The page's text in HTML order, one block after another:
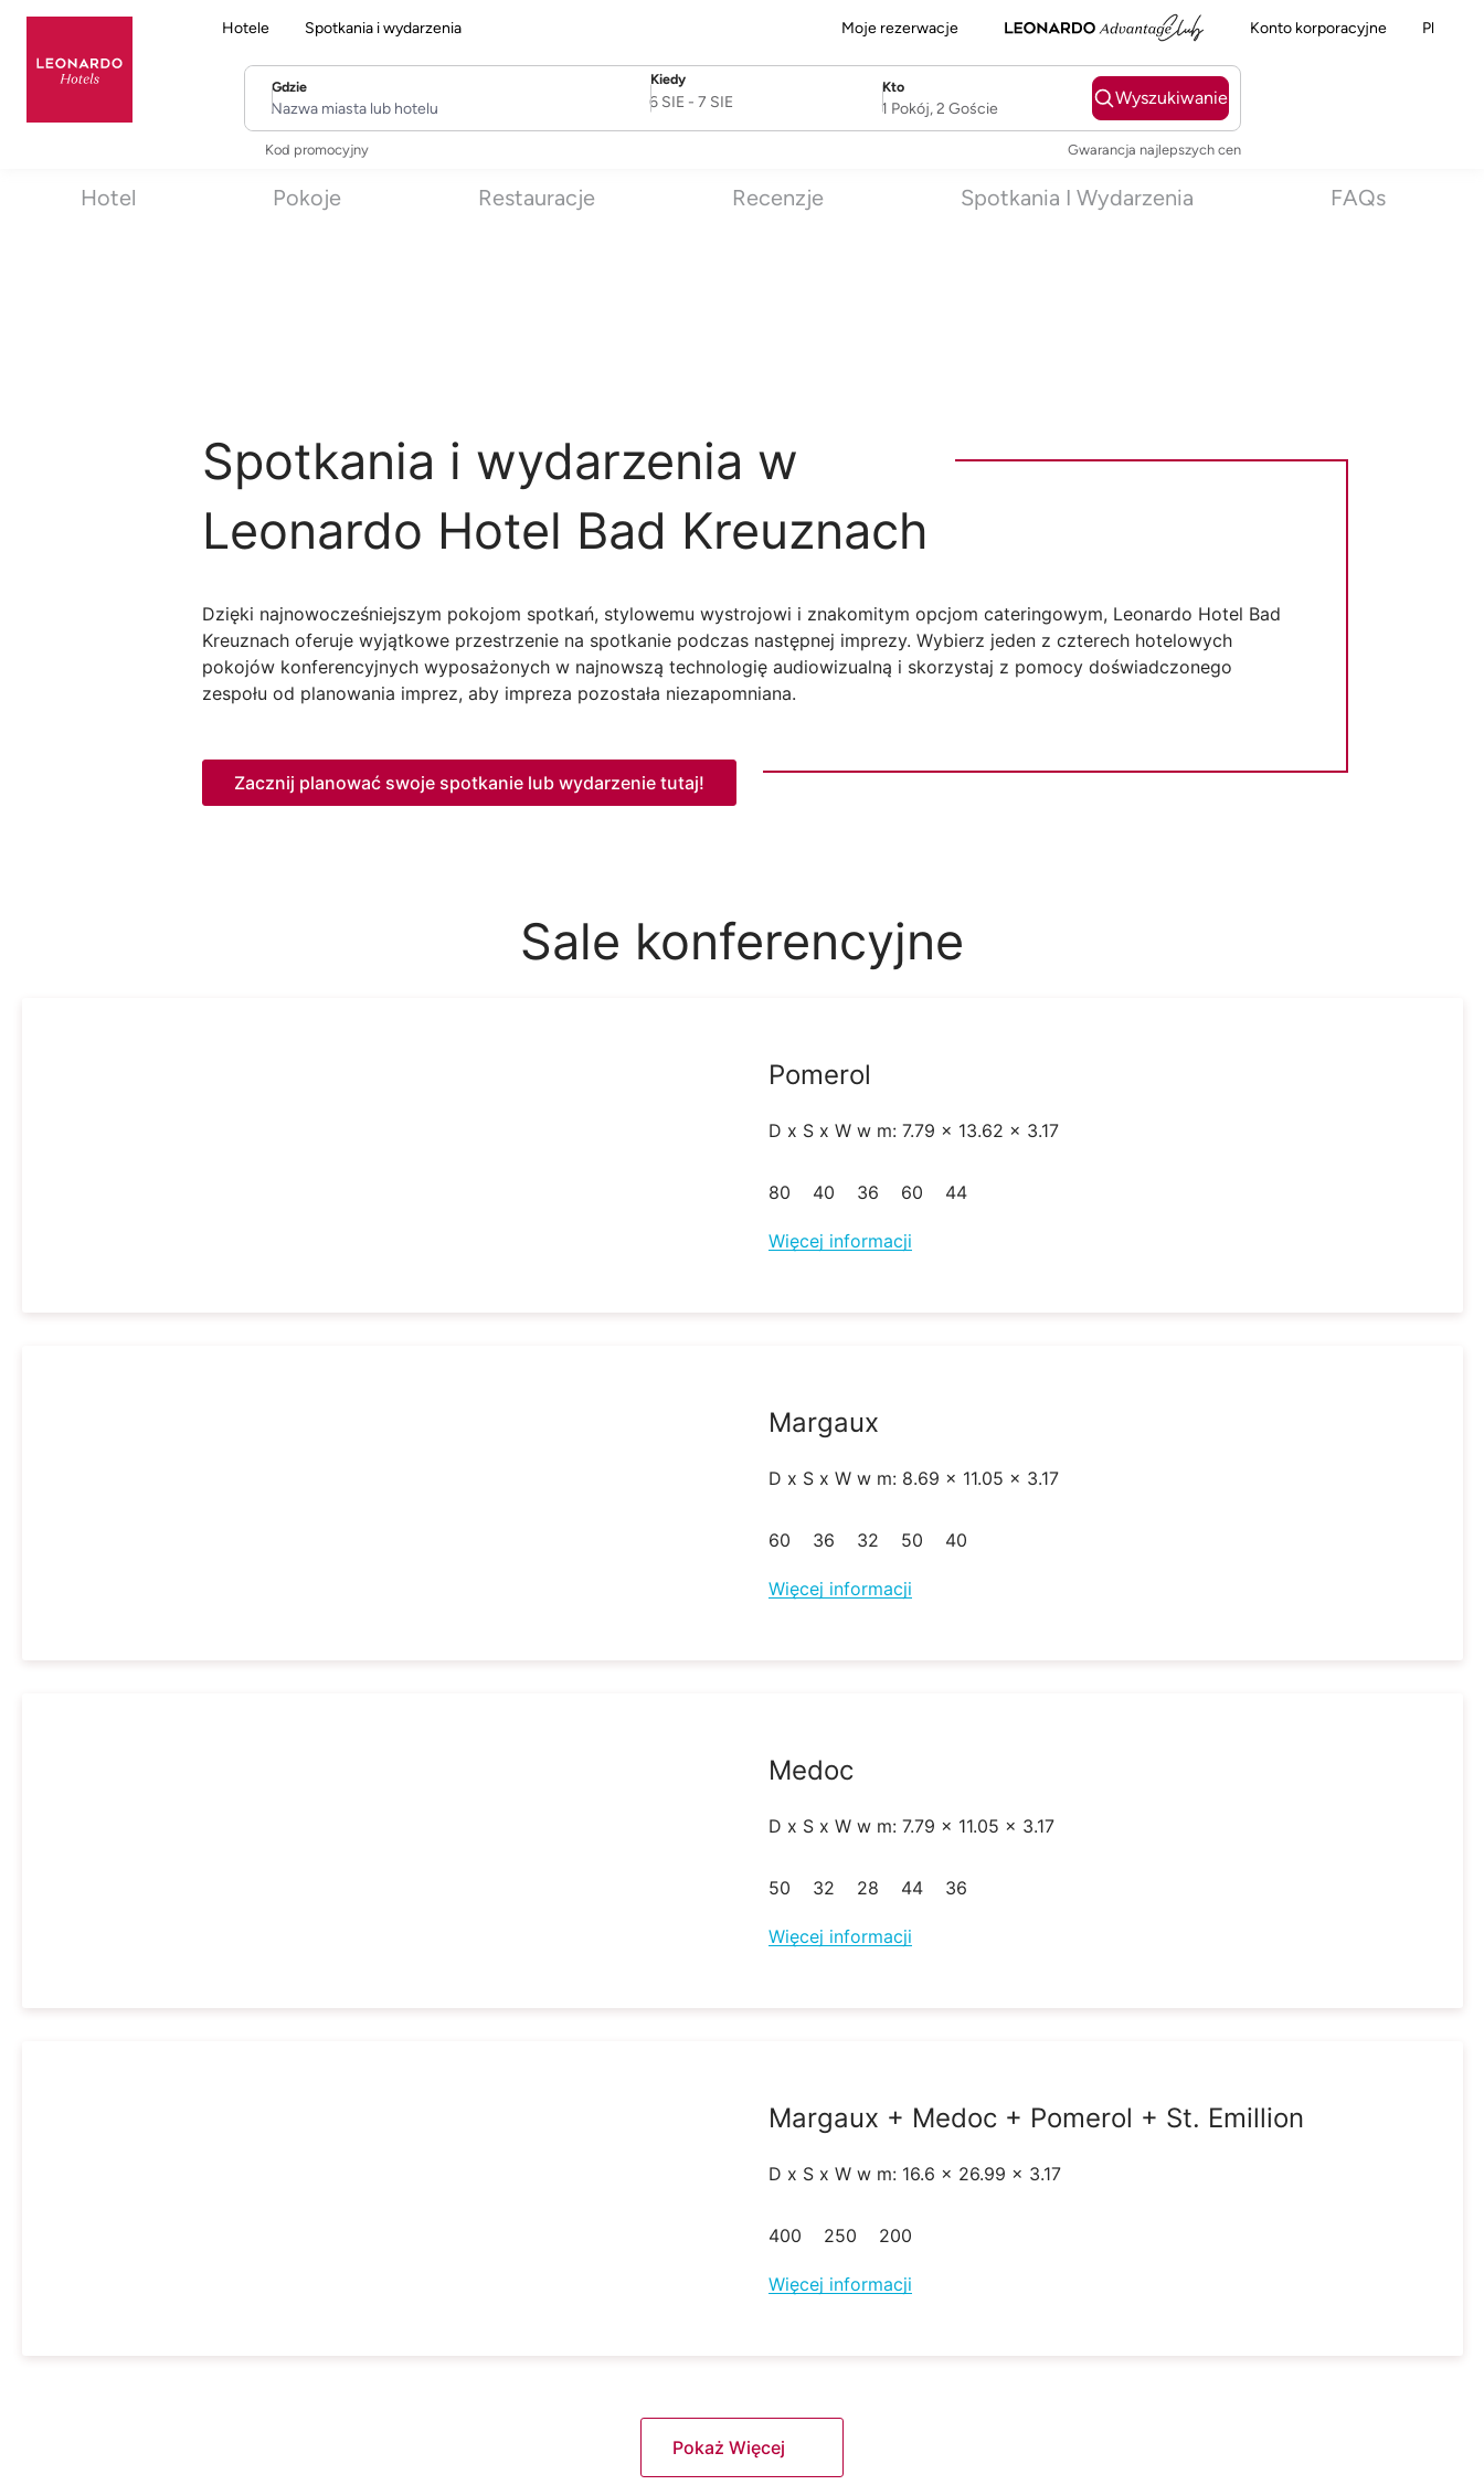
Hotele Spotkania i wydarzenia Moje rezerwacje Konto korporacyjne Pl
Gdzie
Nazwa miasta lub hotelu
Kiedy
SelectDate
6 SIE - 7 SIE
Kto
Username
1 Pokój, 2 Goście
Wyszukiwanie
Kod promocyjny Gwarancja najlepszych cen
Hotel Pokoje Restauracje Recenzje Spotkania I Wydarzenia FAQs
Spotkania i wydarzenia w
Leonardo Hotel Bad Kreuznach
Dzięki najnowocześniejszym pokojom spotkań, stylowemu wystrojowi i znakomitym opcjom cateringowym, Leonardo Hotel Bad
Kreuznach oferuje wyjątkowe przestrzenie na spotkanie podczas następnej imprezy. Wybierz jeden z czterech hotelowych
pokojów konferencyjnych wyposażonych w najnowszą technologię audiowizualną i skorzystaj z pomocy doświadczonego
zespołu od planowania imprez, aby impreza pozostała niezapomniana.
Zacznij planować swoje spotkanie lub wydarzenie tutaj!
Sale konferencyjne
Pomerol
D x S x W w m: 7.79 x 13.62 x 3.17
80 40 36 60 44
Więcej informacji
Margaux
D x S x W w m: 8.69 x 11.05 x 3.17
60 36 32 50 40
Więcej informacji
Medoc
D x S x W w m: 7.79 x 11.05 x 3.17
50 32 28 44 36
Więcej informacji
Margaux + Medoc + Pomerol + St. Emillion
D x S x W w m: 16.6 x 26.99 x 3.17
400 250 200
Więcej informacji
Pokaż Więcej